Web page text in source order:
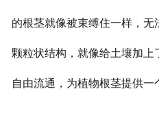
的根茎就像被束缚住一样，
颗粒状结构，就像给土壤加上
自由流通，为植物根茎提供一